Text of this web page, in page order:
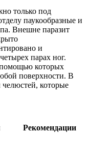
только под
паукообразные и
Внешне паразит
и
парах ног.
помощью которых
поверхности. В
челюстей, которые
Рекомендации